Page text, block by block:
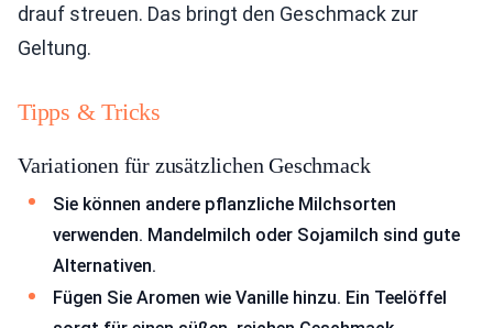
drauf streuen. Das bringt den Geschmack zur
Geltung.
Tipps & Tricks
Variationen für zusätzlichen Geschmack
Sie können andere pflanzliche Milchsorten
verwenden. Mandelmilch oder Sojamilch sind gute
Alternativen.
Fügen Sie Aromen wie Vanille hinzu. Ein Teelöffel